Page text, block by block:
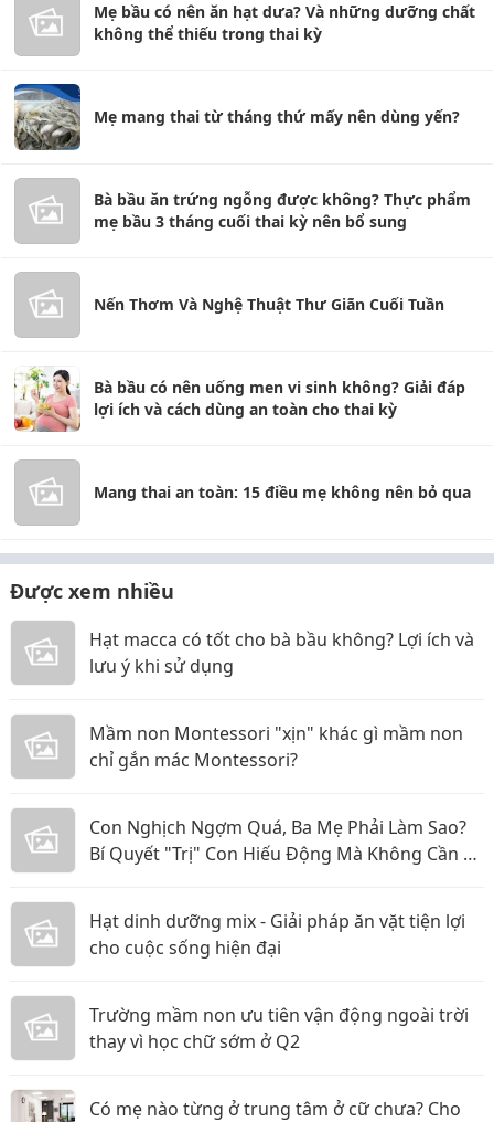
Mẹ bầu có nên ăn hạt dưa? Và những dưỡng chất
không thể thiếu trong thai kỳ
Mẹ mang thai từ tháng thứ mấy nên dùng yến?
Bà bầu ăn trứng ngỗng được không? Thực phẩm
mẹ bầu 3 tháng cuối thai kỳ nên bổ sung
Nến Thơm Và Nghệ Thuật Thư Giãn Cuối Tuần
Bà bầu có nên uống men vi sinh không? Giải đáp
lợi ích và cách dùng an toàn cho thai kỳ
Mang thai an toàn: 15 điều mẹ không nên bỏ qua
Được xem nhiều
Hạt macca có tốt cho bà bầu không? Lợi ích và
lưu ý khi sử dụng
Mầm non Montessori "xịn" khác gì mầm non
chỉ gắn mác Montessori?
Con Nghịch Ngợm Quá, Ba Mẹ Phải Làm Sao?
Bí Quyết "Trị" Con Hiếu Động Mà Không Cần La
Hạt dinh dưỡng mix - Giải pháp ăn vặt tiện lợi
cho cuộc sống hiện đại
Trường mầm non ưu tiên vận động ngoài trời
thay vì học chữ sớm ở Q2
Có mẹ nào từng ở trung tâm ở cữ chưa? Cho